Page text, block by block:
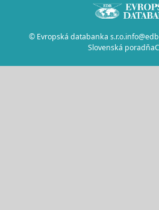
© Evropská databanka s.r.o.
Slovenská poradňa